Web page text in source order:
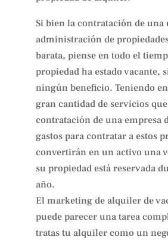
Si bien la contratación de una
administración de
barata, piense en todo el
propiedad ha estado vacante,
ningún beneficio. Teniendo
gran cantidad de servicios
contratación de una empresa
gastos para contratar a estos
convertirán en un activo una
su propiedad está reservada
año.
El marketing de alquiler de
puede parecer una tarea
tratas tu alquiler como un